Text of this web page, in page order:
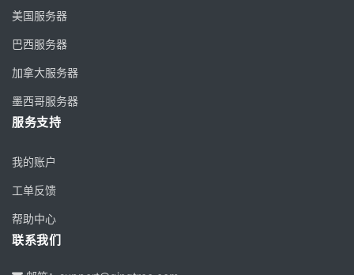
美国服务器
巴西服务器
加拿大服务器
墨西哥服务器
服务支持
我的账户
工单反馈
帮助中心
联系我们